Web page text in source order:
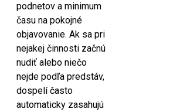
podnetov a minimum
času na pokojné
objavovanie. Ak sa pri
nejakej činnosti začnú
nudiť alebo niečo
nejde podľa predstáv,
dospelí často
automaticky zasahujú